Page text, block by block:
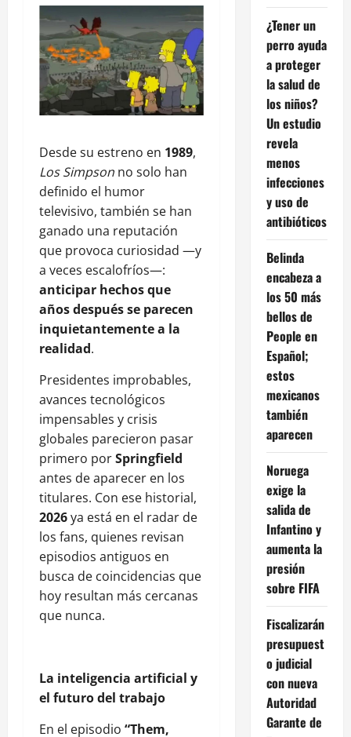
Desde su estreno en 1989,
Los Simpson no solo han
definido el humor
televisivo, también se han
ganado una reputación
que provoca curiosidad —y
a veces escalofríos—:
anticipar hechos que
años después se parecen
inquietantemente a la
realidad.
Presidentes improbables,
avances tecnológicos
impensables y crisis
globales parecieron pasar
primero porSpringfield
antes de aparecer en los
titulares. Con ese historial,
2026ya está en el radar de
los fans, quienes revisan
episodios antiguos en
busca de coincidencias que
hoy resultan más cercanas
que nunca.
La inteligencia artificial y
el futuro del trabajo
En el episodio “Them,
¿Tener un
perro ayuda
a proteger
la salud de
los niños?
Un estudio
revela
menos
infecciones
y uso de
antibióticos
Belinda
encabeza a
los 50 más
bellos de
People en
Español;
estos
mexicanos
también
aparecen
Noruega
exige la
salida de
Infantino y
aumenta la
presión
sobre FIFA
Fiscalizarán
presupuest
o judicial
con nueva
Autoridad
Garante de